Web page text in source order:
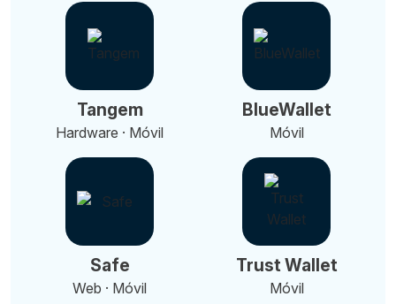
Tangem
Hardware · Móvil
BlueWallet
Móvil
Safe
Web · Móvil
Trust Wallet
Móvil